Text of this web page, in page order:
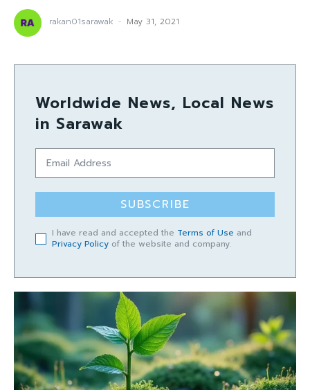
rakan01sarawak - May 31, 2021
Worldwide News, Local News
in Sarawak
SUBSCRIBE
I have read and accepted the Terms of Use and
Privacy Policy of the website and company.